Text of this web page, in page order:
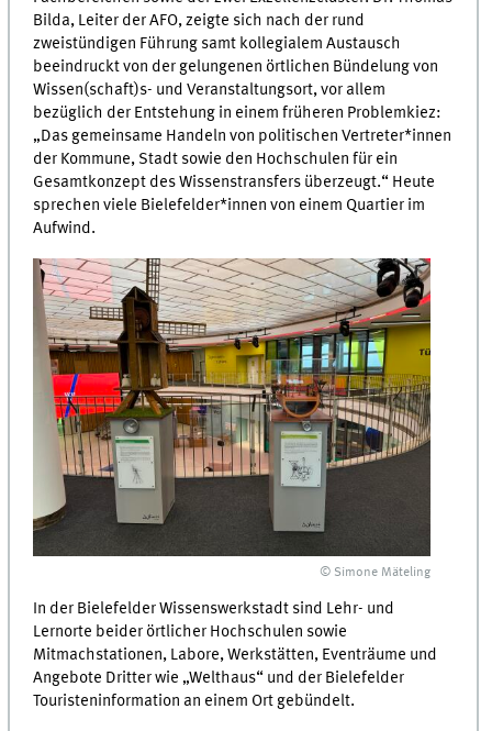
Bilda, Leiter der AFO, zeigte sich nach der rund
zweistündigen Führung samt kollegialem Austausch
beeindruckt von der gelungenen örtlichen Bündelung von
Wissen(schaft)s- und Veranstaltungsort, vor allem
bezüglich der Entstehung in einem früheren Problemkiez:
„Das gemeinsame Handeln von politischen Vertreter*innen
der Kommune, Stadt sowie den Hochschulen für ein
Gesamtkonzept des Wissenstransfers überzeugt.“ Heute
sprechen viele Bielefelder*innen von einem Quartier im
Aufwind.
© Simone Mäteling
In der Bielefelder Wissenswerkstadt sind Lehr- und
Lernorte beider örtlicher Hochschulen sowie
Mitmachstationen, Labore, Werkstätten, Eventräume und
Angebote Dritter wie „Welthaus“ und der Bielefelder
Touristeninformation an einem Ort gebündelt.